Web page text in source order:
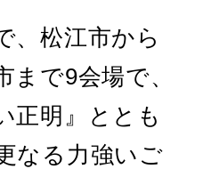
、松江市から
まで9会場で、
正明』ととも
なる力強いご